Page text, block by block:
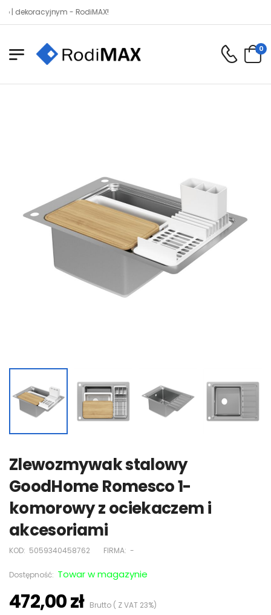
- RodiMAX!
0
Zlewozmywak stalowy
GoodHome Romesco 1-
komorowy z ociekaczem i
akcesoriami
KOD: 5059340458762 FIRMA: -
Dostępność: Towar w magazynie
472,00 złBrutto ( Z VAT 23%)